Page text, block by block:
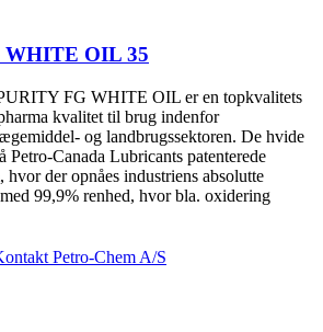
WHITE OIL 35
PURITY FG WHITE OIL er en topkvalitets
kvalitet til brug indenfor
og landbrugssektoren. De hvide
Petro-Canada Lubricants patenterede
der opnåes industriens absolutte
99,9% renhed, hvor bla. oxidering